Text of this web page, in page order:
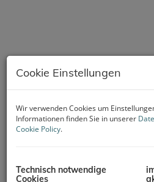
Cookie Einstellungen
Wir verwenden Cookies um
Informationen finden Sie in unserer
Cookie Policy.
Technisch notwendige
Cookies